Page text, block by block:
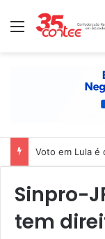
Menu
Voto em Lula é
Sinpro-
tem